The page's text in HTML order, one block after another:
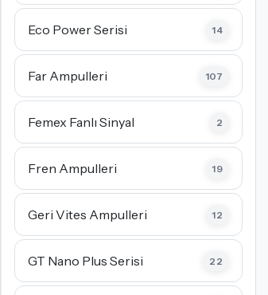
Eco Power Serisi 14
Far Ampulleri 107
Femex Fanlı Sinyal 2
Fren Ampulleri 19
Geri Vites Ampulleri 12
GT Nano Plus Serisi 22
D4S LED Ampul
D5S LED Ampul
D8S LED Ampul
KÜÇÜK AMPUL TIPLERI
T10 - W5W LED Ampul
T15 - W16W LED Ampul
T20 - W21W LED Ampul
P21W - PY21W Tip LED Ampul
P21/5W - 1157 Tip LED Ampul
KÜÇÜK AMPUL TIPLERI